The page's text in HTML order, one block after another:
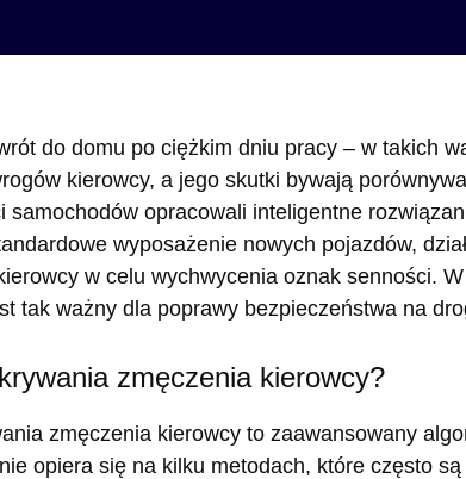
do domu po ciężkim dniu pracy – w takich
kierowcy, a jego skutki bywają
samochodów opracowali inteligentne
wyposażenie nowych pojazdów,
w celu wychwycenia oznak senności.
tak ważny dla poprawy bezpieczeństwa na
zmęczenia kierowcy?
zmęczenia kierowcy to zaawansowany
opiera się na kilku metodach, które często są